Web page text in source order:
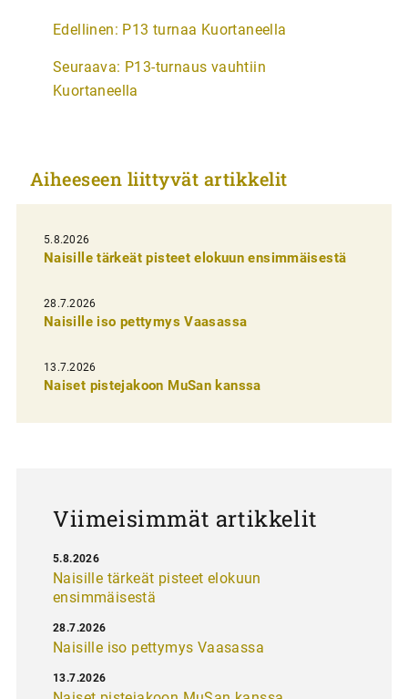
A
t
i
e
i
e
n
s
e
l
Edellinen: P13 turnaa Kuortaneella
Seuraava: P13-turnaus vauhtiin
Kuortaneella
Aiheeseen liittyvät artikkelit
5.8.2026
Naisille tärkeät pisteet elokuun ensimmäisestä
28.7.2026
Naisille iso pettymys Vaasassa
13.7.2026
Naiset pistejakoon MuSan kanssa
Viimeisimmät artikkelit
Naisille tärkeät pisteet elokuun
ensimmäisestä
5.8.2026
Naisille iso pettymys Vaasassa
28.7.2026
13.7.2026